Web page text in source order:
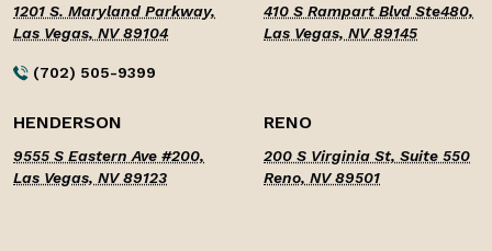
1201 S. Maryland Parkway,
Las Vegas, NV 89104
(702) 505-9399
410 S Rampart Blvd Ste480,
Las Vegas, NV 89145
HENDERSON
9555 S Eastern Ave #200,
Las Vegas, NV 89123
RENO
200 S Virginia St, Suite 550
Reno, NV 89501